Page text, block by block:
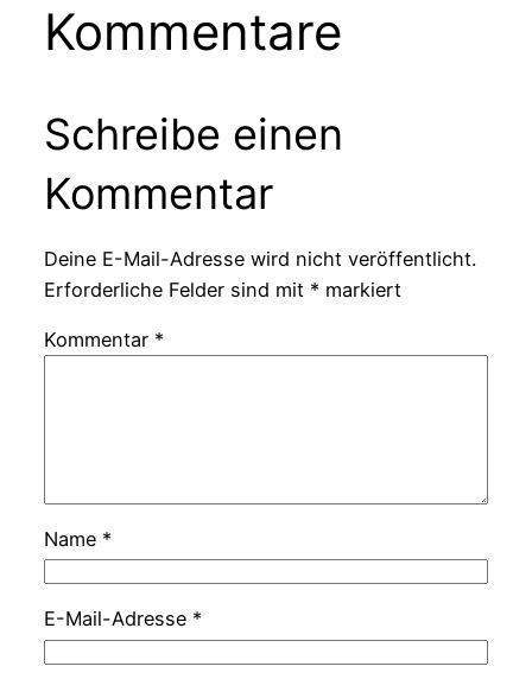
Kommentare
Schreibe einen
Kommentar
Deine E-Mail-Adresse wird nicht veröffentlicht.
Erforderliche Felder sind mit * markiert
Kommentar *
Name *
E-Mail-Adresse *